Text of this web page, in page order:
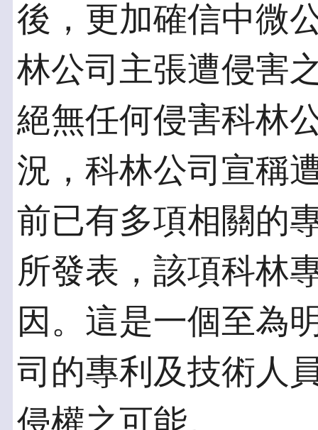
後，更加確信中微
林公司主張遭侵害
絕無任何侵害科林
況，科林公司宣稱
前已有多項相關的
所發表，該項科林
因。這是一個至為
司的專利及技術人
侵權之可能。